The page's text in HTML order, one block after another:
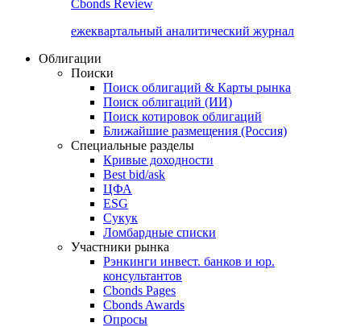
Cbonds Review
ежеквартальный аналитический журнал
Облигации
Поиски
Поиск облигаций & Карты рынка
Поиск облигаций (ИИ)
Поиск котировок облигаций
Ближайшие размещения (Россия)
Специальные разделы
Кривые доходности
Best bid/ask
ЦФА
ESG
Сукук
Ломбардные списки
Участники рынка
Рэнкинги инвест. банков и юр.
консультантов
Cbonds Pages
Cbonds Awards
Опросы